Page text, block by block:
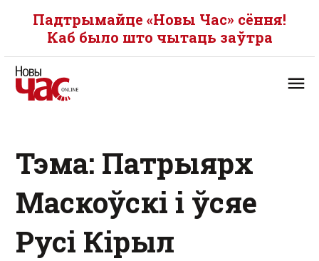
Падтрымайце «Новы Час» сёння!
Каб было што чытаць заўтра
Тэма: Патрыярх
Маскоўскі і ўсяе
Русі Кірыл